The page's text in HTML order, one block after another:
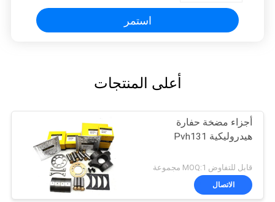
استمر
أعلى المنتجات
أجزاء مضخة حفارة
هيدروليكية Pvh131
قابل للتفاوض MOQ:1 مجموعة
الاتصال